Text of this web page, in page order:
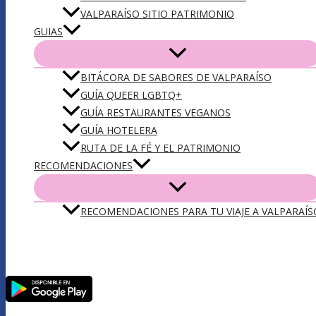
VALPARAÍSO SITIO PATRIMONIO
GUIAS
BITÁCORA DE SABORES DE VALPARAÍSO
GUÍA QUEER LGBTQ+
GUÍA RESTAURANTES VEGANOS
GUÍA HOTELERA
RUTA DE LA FÉ Y EL PATRIMONIO
RECOMENDACIONES
RECOMENDACIONES PARA TU VIAJE A